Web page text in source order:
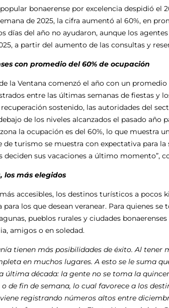
bonaerense por excelencia despidió el
de 2025, la cifra aumentó al 60%, en
días del año no ayudaron, aunque los
a partir del aumento de las consultas y
con promedio del 60% de ocupación
la Ventana comenzó el año con un
entre las últimas semanas de fiestas y
sostenido, las autoridades del
de los niveles alcanzados el pasado año
la ocupación es del 60%, lo que muestra
de turismo se muestra con expectativa para
deciden sus vacaciones a último momento”,
los más elegidos
accesibles, los destinos turísticos a pocos
los que desean veranear. Para quienes
pueblos rurales y ciudades
amigos o en soledad.
tienen más posibilidades de éxito. Al tener
en muchos lugares. A esto se le suma
última década: la gente no se toma la
de fin de semana, lo cual favorece a los
viene registrando números altos entre